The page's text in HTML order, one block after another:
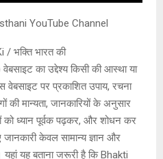
YouTube Channel
भक्ति भारत की
का उद्देश्य किसी की आस्था या
पर प्रकाशित उपाय, रचना
की मान्यता, जानकारियों के अनुसार
को ध्यान पूर्वक पढ़कर, और शोधन कर
केवल सामान्य ज्ञान और
यहां यह बताना जरूरी है कि Bhakti